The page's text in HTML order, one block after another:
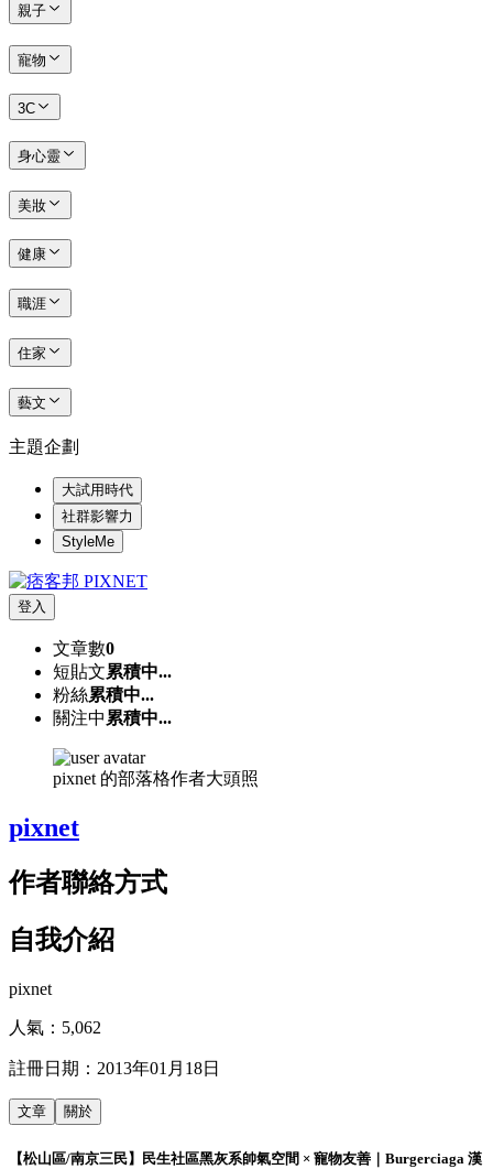
親子
寵物
3C
身心靈
美妝
健康
職涯
住家
藝文
主題企劃
大試用時代
社群影響力
StyleMe
登入
文章數0
短貼文累積中...
粉絲累積中...
關注中 累積中...
pixnet 的部落格作者大頭照
pixnet
作者聯絡方式
自我介紹
pixnet
人氣： 5,062
註冊日期： 2013年01月18日
文章 關於
【松山區/南京三民】民生社區黑灰系帥氣空間 × 寵物友善｜Burgerciaga 漢